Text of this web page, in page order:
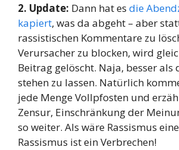
2. Update: Dann hat es die
kapiert, was da abgeht – aber
rassistischen Kommentare zu
Verursacher zu blocken, wird
Beitrag gelöscht. Naja, besser als
stehen zu lassen. Natürlich
jede Menge Vollpfosten und
Zensur, Einschränkung der
so weiter. Als wäre Rassismus
Rassismus ist ein Verbrechen!